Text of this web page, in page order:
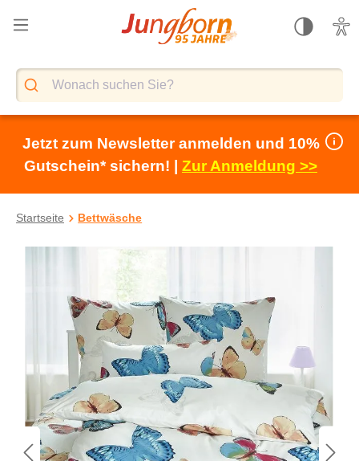
springen
Jetzt zum Newsletter anmelden und 10%
Gutschein* sichern! | Zur Anmeldung >>
Startseite Bettwäsche
Bildergalerie überspringen